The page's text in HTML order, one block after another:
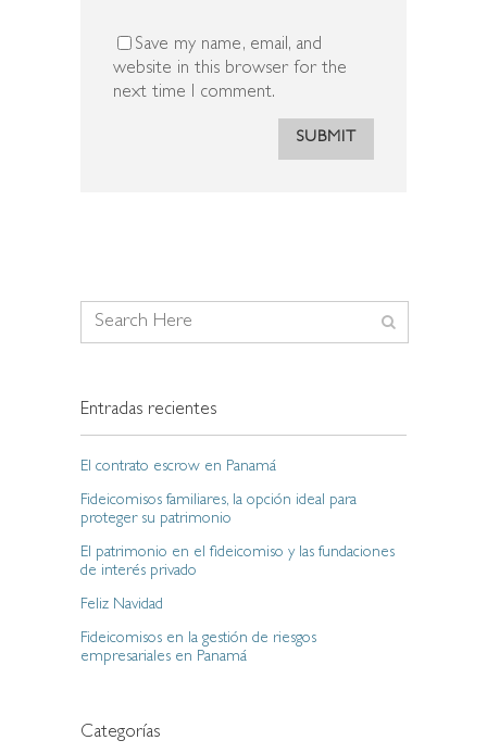
Save my name, email, and
website in this browser for the
next time I comment.
Entradas recientes
El contrato escrow en Panamá
Fideicomisos familiares, la opción ideal para
proteger su patrimonio
El patrimonio en el fideicomiso y las fundaciones
de interés privado
Feliz Navidad
Fideicomisos en la gestión de riesgos
empresariales en Panamá
Categorías